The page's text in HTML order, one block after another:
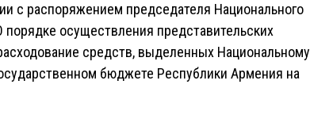
с распоряжением председателя Национального
осуществления представительских
средств, выделенных Национальному
бюджете Республики Армения на